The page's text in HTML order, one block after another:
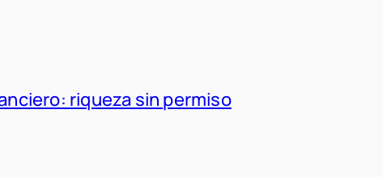
riqueza sin permiso